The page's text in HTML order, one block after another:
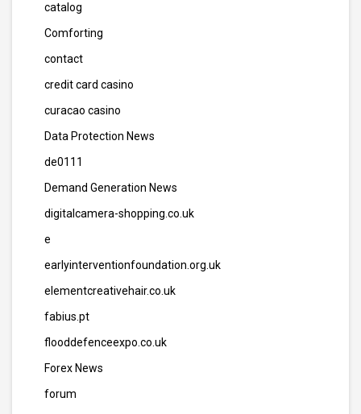
catalog
Comforting
contact
credit card casino
curacao casino
Data Protection News
de0111
Demand Generation News
digitalcamera-shopping.co.uk
e
earlyinterventionfoundation.org.uk
elementcreativehair.co.uk
fabius.pt
flooddefenceexpo.co.uk
Forex News
forum